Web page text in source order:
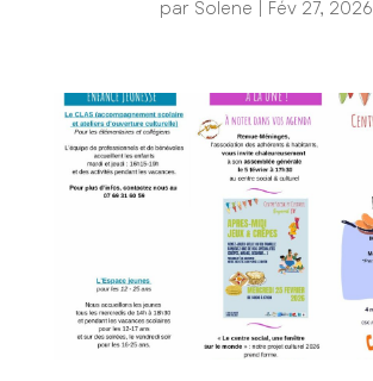
par Solene | Fév 27, 2026